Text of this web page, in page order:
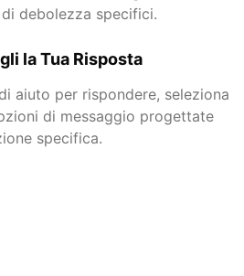
debolezza specifici.
la Tua Risposta
aiuto per rispondere, seleziona
di messaggio progettate
specifica.